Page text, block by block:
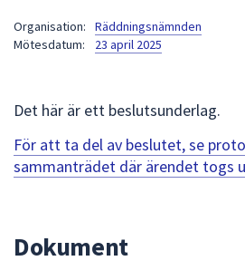
Organisation:
Räddningsnämnden
Mötesdatum:
23 april 2025
Det här är ett beslutsunderlag.
För att ta del av beslutet, se
sammanträdet där ärendet togs
Dokument